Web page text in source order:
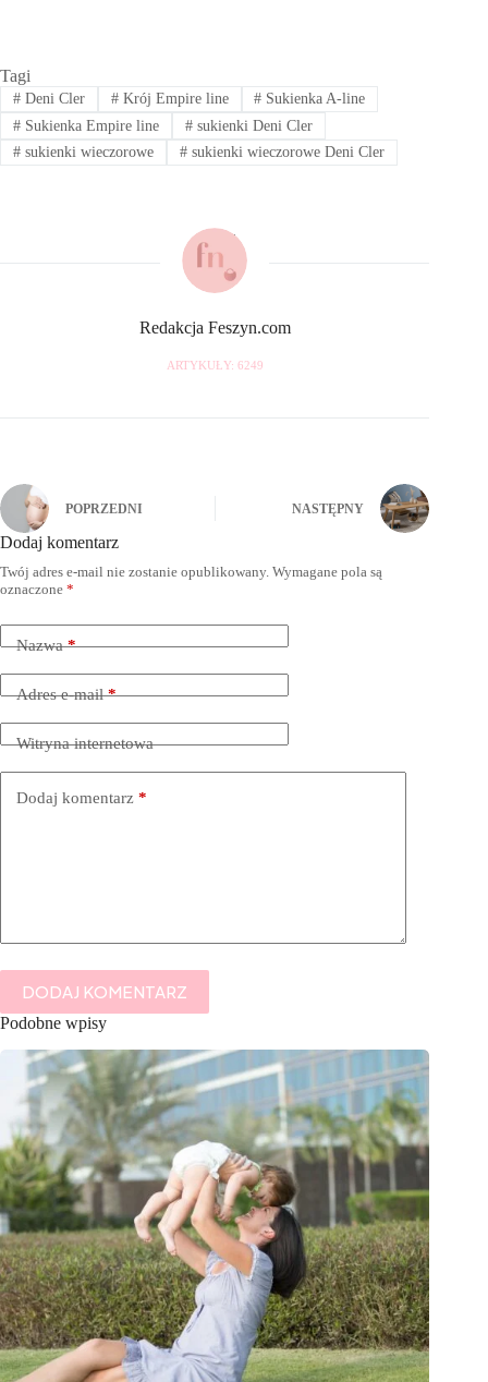
Tagi
#Deni Cler #Krój Empire line # Sukienka A-line
#Sukienka Empire line #sukienki Deni Cler
#sukienki wieczorowe #sukienki wieczorowe Deni Cler
Redakcja Feszyn.com
ARTYKUŁY: 6249
POPRZEDNI NASTĘPNY
Dodaj komentarz
Twój adres e-mail nie zostanie opublikowany. Wymagane pola są
oznaczone *
Nazwa*
Adres e-mail*
Witryna internetowa
Dodaj komentarz *
DODAJ KOMENTARZ
Podobne wpisy